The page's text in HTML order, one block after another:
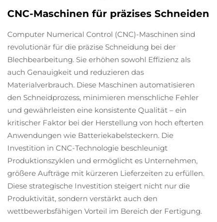
CNC-Maschinen für präzises Schneiden
Computer Numerical Control (CNC)-Maschinen sind
revolutionär für die präzise Schneidung bei der
Blechbearbeitung. Sie erhöhen sowohl Effizienz als
auch Genauigkeit und reduzieren das
Materialverbrauch. Diese Maschinen automatisieren
den Schneidprozess, minimieren menschliche Fehler
und gewährleisten eine konsistente Qualität – ein
kritischer Faktor bei der Herstellung von hoch efterten
Anwendungen wie Batteriekabelsteckern. Die
Investition in CNC-Technologie beschleunigt
Produktionszyklen und ermöglicht es Unternehmen,
größere Aufträge mit kürzeren Lieferzeiten zu erfüllen.
Diese strategische Investition steigert nicht nur die
Produktivität, sondern verstärkt auch den
wettbewerbsfähigen Vorteil im Bereich der Fertigung.